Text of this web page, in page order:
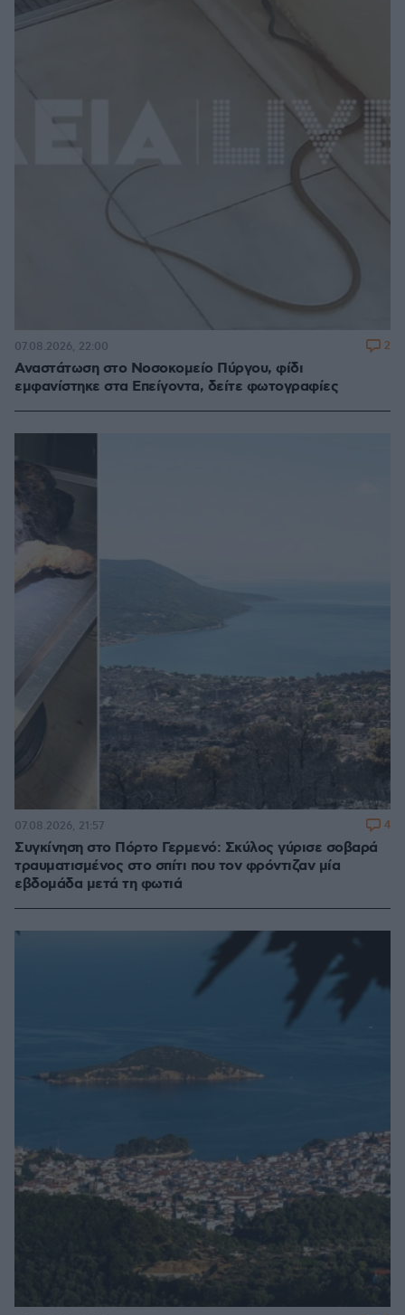
Αναστάτωση στο Νοσοκομείο Πύργου, φίδι
εμφανίστηκε στα Επείγοντα, δείτε φωτογραφίες
07.08.2026, 22:00 2
Συγκίνηση στο Πόρτο Γερμενό: Σκύλος γύρισε σοβαρά
τραυματισμένος στο σπίτι που τον φρόντιζαν μία
εβδομάδα μετά τη φωτιά
07.08.2026, 21:57 4